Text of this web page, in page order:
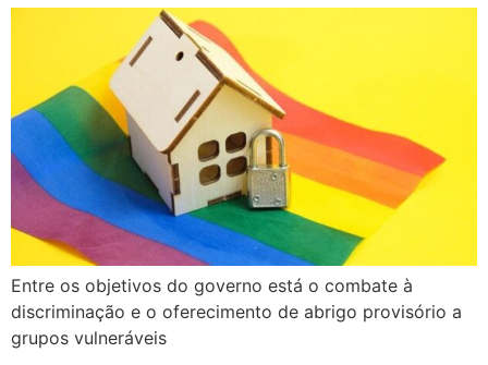
Entre os objetivos do governo está o combate à
discriminação e o oferecimento de abrigo provisório a
grupos vulneráveis